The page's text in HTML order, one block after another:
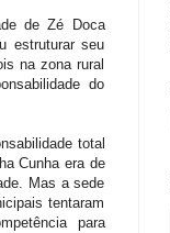
de Zé Doca
estruturar seu
na zona rural
do
total
Cunha era de
Mas a sede
tentaram
para